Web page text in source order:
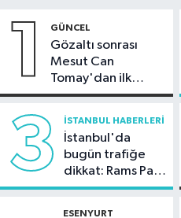
dorsesi
sıçradı
20:28
Ünal,
1 GÜNCEL
Gözaltı sonrası
Mesut Can
Tomay'dan ilk
açıklama
3 İSTANBUL HABERLERI
İstanbul'da
bugün trafiğe
dikkat: Rams Park
çevresinde bazı
ESENYURT